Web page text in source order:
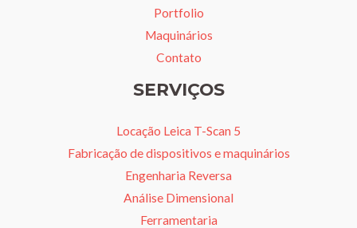
Portfolio
Maquinários
Contato
SERVIÇOS
Locação Leica T-Scan 5
Fabricação de dispositivos e maquinários
Engenharia Reversa
Análise Dimensional
Ferramentaria